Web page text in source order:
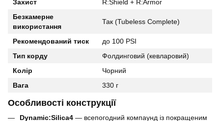
Захист
R:Shield + R:Armor
Безкамерне
використання
Так (Tubeless Complete)
Рекомендований тиск
до 100 PSI
Тип корду
Фолдинговий (кевларовий)
Колір
Чорний
Вага
330 г
Особливості конструкції
Dynamic:Silica4 — всепогодний компаунд із покращеним